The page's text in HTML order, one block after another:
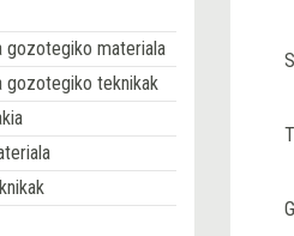
gozotegiko materiala
gozotegiko teknikak